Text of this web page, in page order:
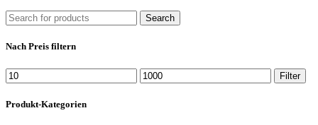
Search
Nach Preis filtern
Min.
Preis
Max.
Preis
Filter
Produkt-Kategorien